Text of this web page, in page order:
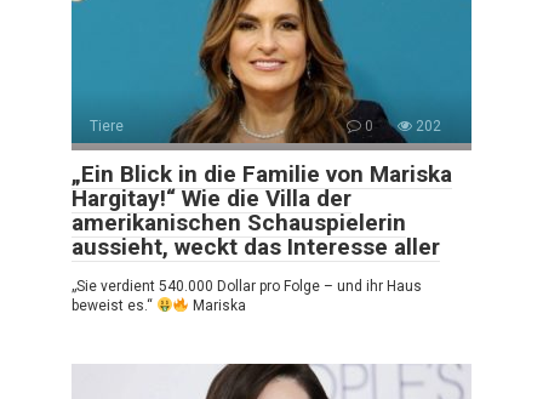
Tiere 0 202
„Ein Blick in die Familie von Mariska
Hargitay!“ Wie die Villa der
amerikanischen Schauspielerin
aussieht, weckt das Interesse aller
„Sie verdient 540.000 Dollar pro Folge – und ihr Haus
beweist es.“
Mariska